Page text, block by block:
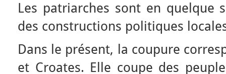
Les patriarches sont en quelque
des constructions politiques
Dans le présent, la coupure
et Croates. Elle coupe des